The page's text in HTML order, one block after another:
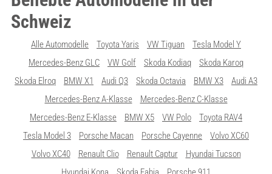
Schweiz
Alle Automodelle Toyota Yaris VW Tiguan
Tesla Model Y
Mercedes-Benz GLC
VW Golf Skoda Kodiaq
Skoda Karoq
Skoda Elroq
BMW X1 Audi Q3 Skoda Octavia BMW X3
Audi A3
Mercedes-Benz A-Klasse
Mercedes-Benz C-Klasse
Mercedes-Benz E-Klasse
BMW X5 VW Polo
Toyota RAV4
Tesla Model 3
Porsche Macan Porsche Cayenne
Volvo XC60
Volvo XC40
Renault Clio Renault Captur
Hyundai Tucson